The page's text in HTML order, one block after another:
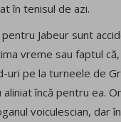
în tenisul de azi.
Jabeur sunt
vreme sau faptul
uri pe la turneele de
încă pentru ea.
voiculescian, dar